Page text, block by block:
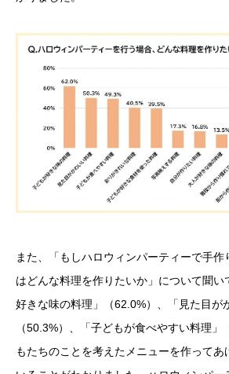
また、「もしハロウィンパーティーで手
はどんな料理を作りたいか」について聞
好きな味の料理」（62.0%）、「見た目が
（50.3%）、「子どもが食べやすい料理
もたちのことを考えたメニューを作ってあ